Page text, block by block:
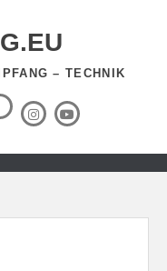
– TECHNIK
RSS- InstagramYouTube